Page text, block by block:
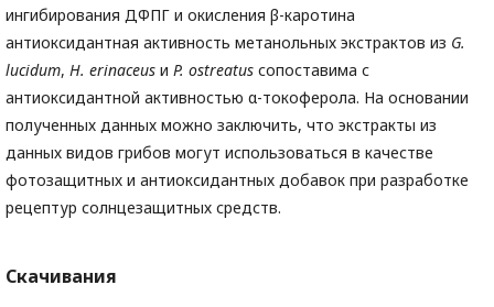
ингибирования ДФПГ и окисления β-каротина
антиоксидантная активность метанольных экстрактов из G.
lucidum, H. erinaceus и P. ostreatus сопоставима с
антиоксидантной активностью α-токоферола. На основании
полученных данных можно заключить, что экстракты из
данных видов грибов могут использоваться в качестве
фотозащитных и антиоксидантных добавок при разработке
рецептур солнцезащитных средств.
Скачивания